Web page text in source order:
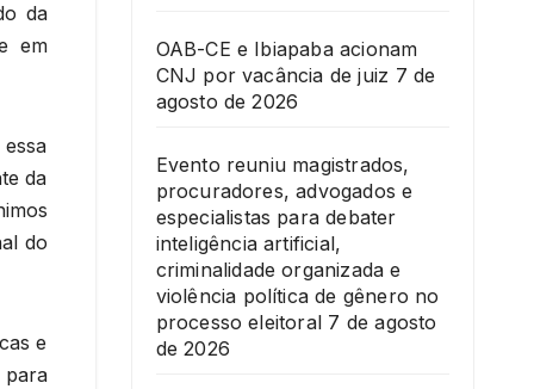
da
em
da
do
e
para
OAB-CE e Ibiapaba acionam
CNJ por vacância de juiz 7 de
agosto de 2026
Evento reuniu magistrados,
procuradores, advogados e
especialistas para debater
inteligência artificial,
criminalidade organizada e
violência política de gênero no
processo eleitoral 7 de agosto
de 2026